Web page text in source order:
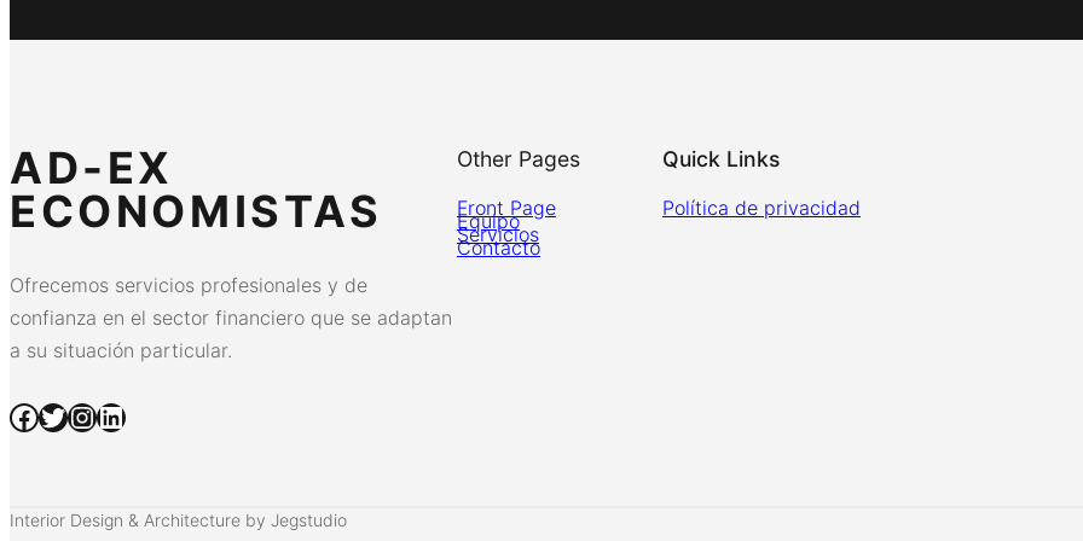
AD-EX
ECONOMISTAS
Ofrecemos servicios profesionales y de
confianza en el sector financiero que se adaptan
a su situación particular.
Facebook Twitter InstagramLinkedIn
Other Pages
Front Page
Equipo
Servicios
Contacto
Quick Links
Política de privacidad
Interior Design & Architecture by Jegstudio